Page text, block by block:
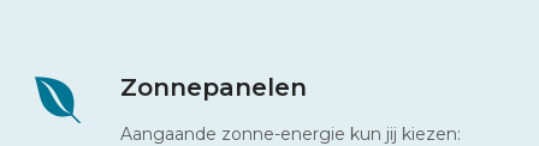
Zonnepanelen
Aangaande zonne-energie kun jij kiezen: